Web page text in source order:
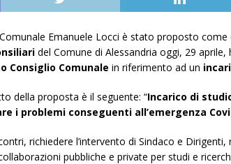
Emanuele Locci è stato proposto
del Comune di Alessandria oggi, 29 aprile,
Consiglio Comunale in riferimento ad un
della proposta è il seguente: “Incarico di
i problemi conseguenti all’emergenza
richiedere l’intervento di Sindaco e
pubbliche e private per studi e